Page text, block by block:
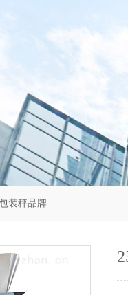
装秤品牌